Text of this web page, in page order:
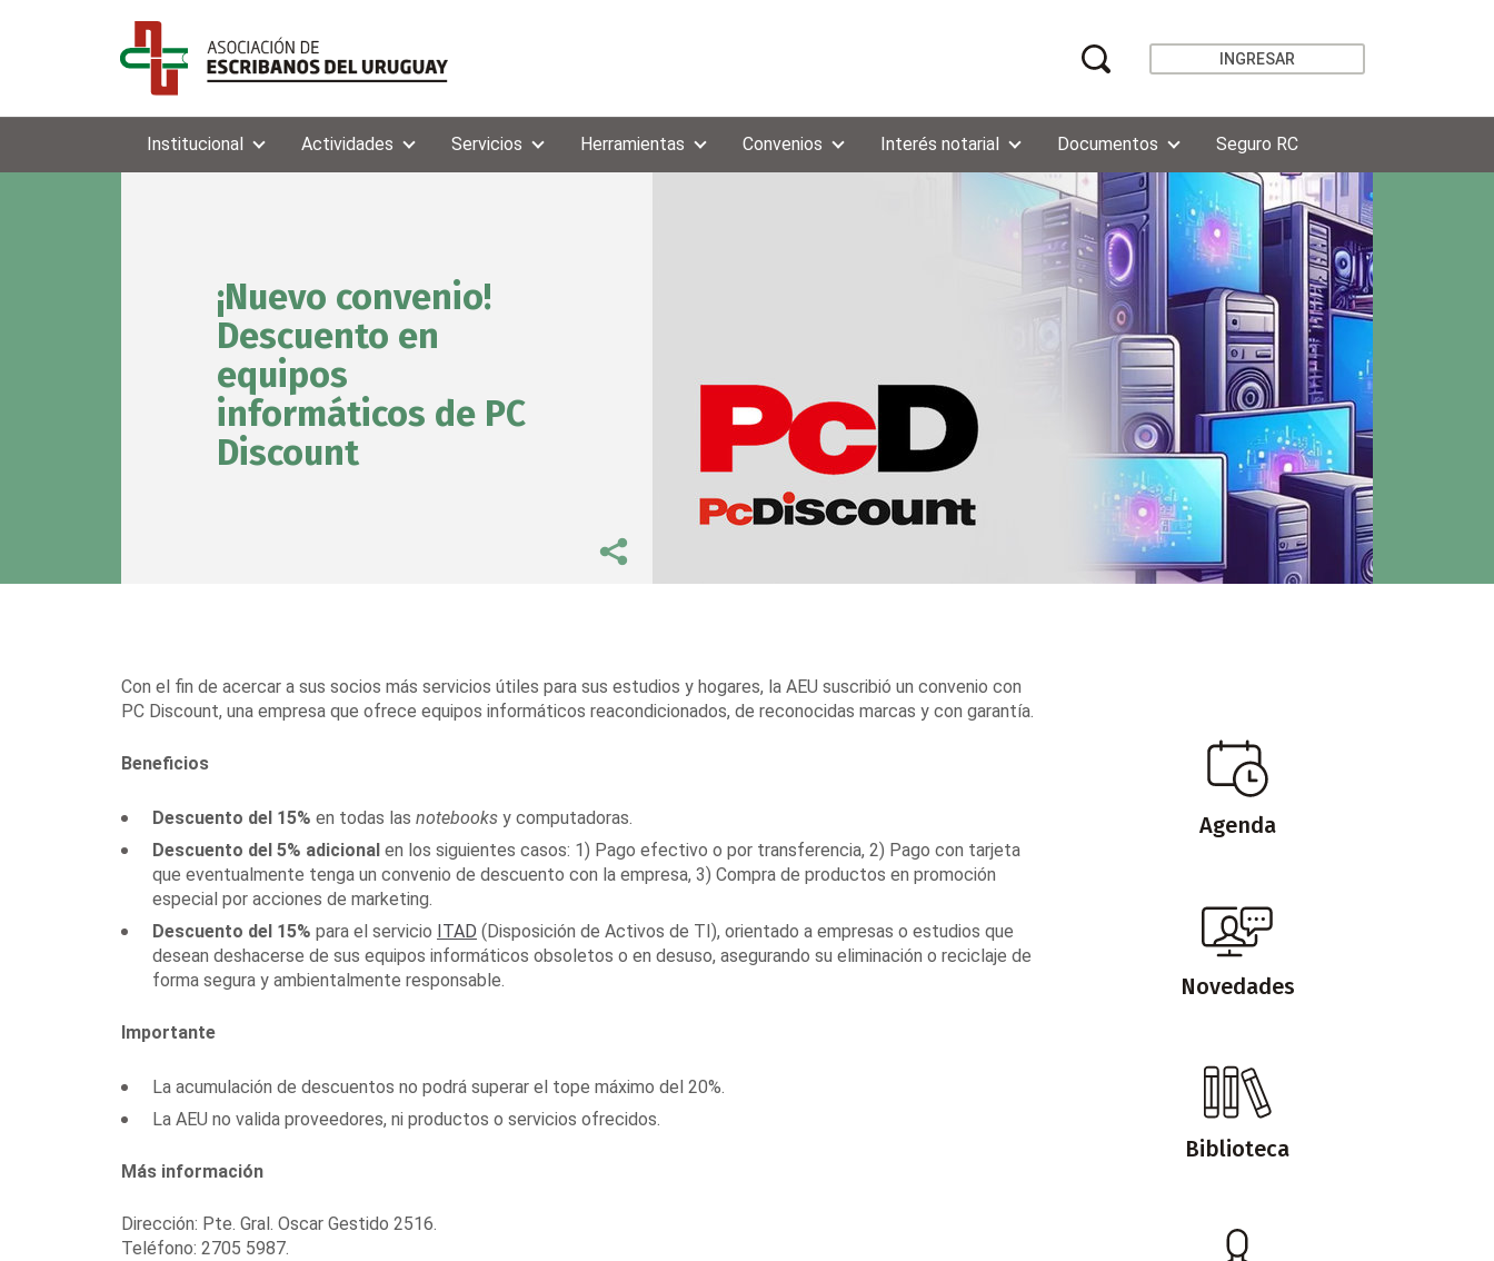
INGRESAR
Institucional Actividades Servicios Herramientas Convenios Interés notarial Documentos Seguro RC
¡Nuevo convenio!
Descuento en
equipos
informáticos de PC
Discount
Con el fin de acercar a sus socios más servicios útiles para sus estudios y hogares, la AEU suscribió un convenio con
PC Discount, una empresa que ofrece equipos informáticos reacondicionados, de reconocidas marcas y con garantía.
Beneficios
Descuento del 15% en todas las notebooks y computadoras.
Descuento del 5% adicional en los siguientes casos: 1) Pago efectivo o por transferencia, 2) Pago con tarjeta
que eventualmente tenga un convenio de descuento con la empresa, 3) Compra de productos en promoción
especial por acciones de marketing.
Descuento del 15% para el servicio ITAD (Disposición de Activos de TI), orientado a empresas o estudios que
desean deshacerse de sus equipos informáticos obsoletos o en desuso, asegurando su eliminación o reciclaje de
forma segura y ambientalmente responsable.
Importante
La acumulación de descuentos no podrá superar el tope máximo del 20%.
La AEU no valida proveedores, ni productos o servicios ofrecidos.
Más información
Dirección: Pte. Gral. Oscar Gestido 2516.
Teléfono: 2705 5987.
Agenda
Novedades
Biblioteca